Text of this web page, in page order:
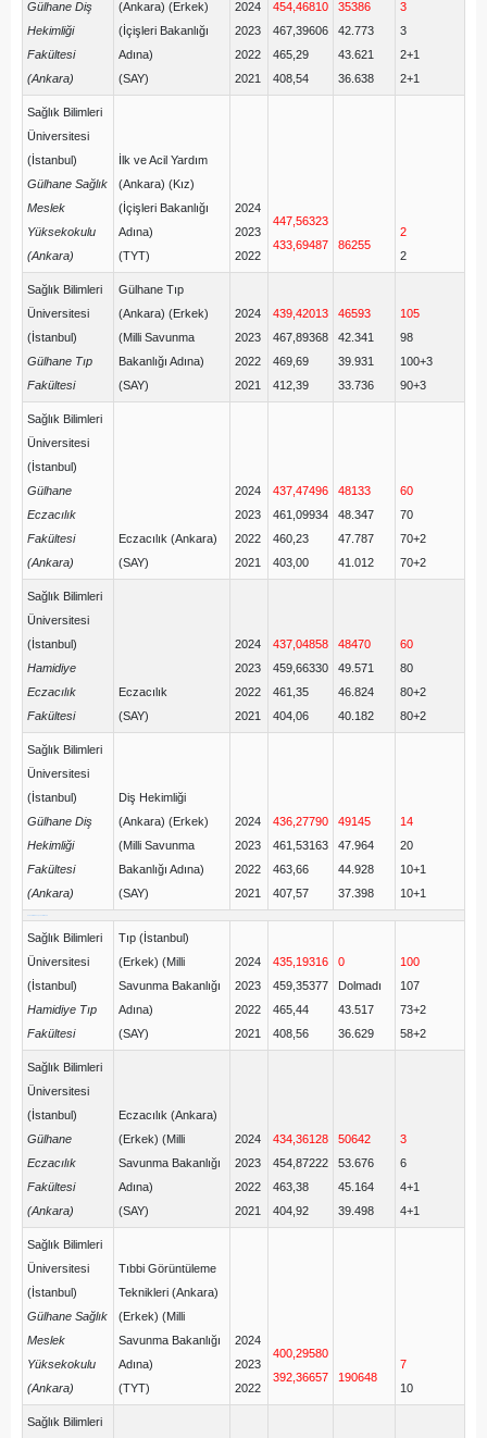
Gülhane Diş
Hekimliği
Fakültesi
(Ankara)
(Ankara) (Erkek)
(İçişleri Bakanlığı
Adına)
(SAY)
2024
2023
2022
2021
454,46810
467,39606
465,29
408,54
35386
42.773
43.621
36.638
3
3
2+1
2+1
Sağlık Bilimleri
Üniversitesi
(İstanbul)
Gülhane Sağlık
Meslek
Yüksekokulu
(Ankara)
İlk ve Acil Yardım
(Ankara) (Kız)
(İçişleri Bakanlığı
Adına)
(TYT)
2024
2023
2022
447,56323
433,69487
86255
2
2
Sağlık Bilimleri
Üniversitesi
(İstanbul)
Gülhane Tıp
Fakültesi
Gülhane Tıp
(Ankara) (Erkek)
(Milli Savunma
Bakanlığı Adına)
(SAY)
2024
2023
2022
2021
439,42013
467,89368
469,69
412,39
46593
42.341
39.931
33.736
105
98
100+3
90+3
Sağlık Bilimleri
Üniversitesi
(İstanbul)
Gülhane
Eczacılık
Fakültesi
(Ankara)
Eczacılık (Ankara)
(SAY)
2024
2023
2022
2021
437,47496
461,09934
460,23
403,00
48133
48.347
47.787
41.012
60
70
70+2
70+2
Sağlık Bilimleri
Üniversitesi
(İstanbul)
Hamidiye
Eczacılık
Fakültesi
Eczacılık
(SAY)
2024
2023
2022
2021
437,04858
459,66330
461,35
404,06
48470
49.571
46.824
40.182
60
80
80+2
80+2
Sağlık Bilimleri
Üniversitesi
(İstanbul)
Gülhane Diş
Hekimliği
Fakültesi
(Ankara)
Diş Hekimliği
(Ankara) (Erkek)
(Milli Savunma
Bakanlığı Adına)
(SAY)
2024
2023
2022
2021
436,27790
461,53163
463,66
407,57
49145
47.964
44.928
37.398
14
20
10+1
10+1
Sağlık Bilimleri
Üniversitesi
(İstanbul)
Hamidiye Tıp
Fakültesi
Tıp (İstanbul)
(Erkek) (Milli
Savunma Bakanlığı
Adına)
(SAY)
2024
2023
2022
2021
435,19316
459,35377
465,44
408,56
0
Dolmadı
43.517
36.629
100
107
73+2
58+2
Sağlık Bilimleri
Üniversitesi
(İstanbul)
Gülhane
Eczacılık
Fakültesi
(Ankara)
Eczacılık (Ankara)
(Erkek) (Milli
Savunma Bakanlığı
Adına)
(SAY)
2024
2023
2022
2021
434,36128
454,87222
463,38
404,92
50642
53.676
45.164
39.498
3
6
4+1
4+1
Sağlık Bilimleri
Üniversitesi
(İstanbul)
Gülhane Sağlık
Meslek
Yüksekokulu
(Ankara)
Tıbbi Görüntüleme
Teknikleri (Ankara)
(Erkek) (Milli
Savunma Bakanlığı
Adına)
(TYT)
2024
2023
2022
400,29580
392,36657
190648
7
10
Sağlık Bilimleri